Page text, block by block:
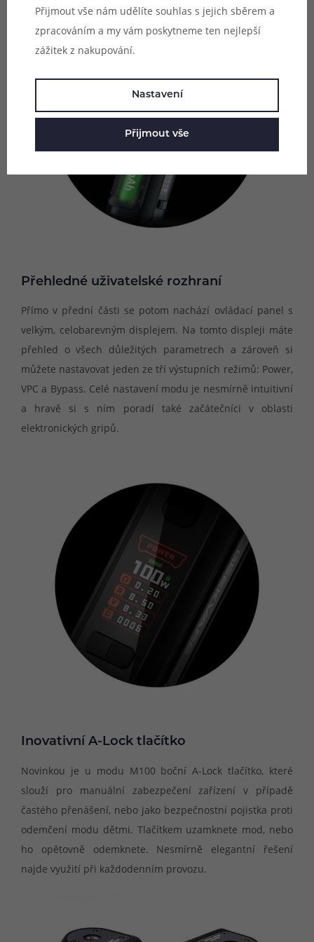
Přehledné uživatelské rozhraní
Přímo v přední části se potom nachází ovládací panel s
velkým, celobarevným displejem. Na tomto displeji máte
přehled o všech důležitých parametrech a zároveň si
můžete nastavovat jeden ze tří výstupních režimů: Power,
VPC a Bypass. Celé nastavení modu je nesmírně intuitivní
a hravě si s ním poradí také začátečníci v oblasti
elektronických gripů.
Inovativní A-Lock tlačítko
Novinkou je u modu M100 boční A-Lock tlačítko, které
slouží pro manuální zabezpečení zařízení v případě
častého přenášení, nebo jako bezpečnostní pojistka proti
odemčení modu dětmi. Tlačítkem uzamknete mod, nebo
ho opětovně odemknete. Nesmírně elegantní řešení
najde využití při každodenním provozu.
Přijmout vše nám udělíte souhlas s jejich sběrem a
zpracováním a my vám poskytneme ten nejlepší
zážitek z nakupování.
Nastavení
Přijmout vše